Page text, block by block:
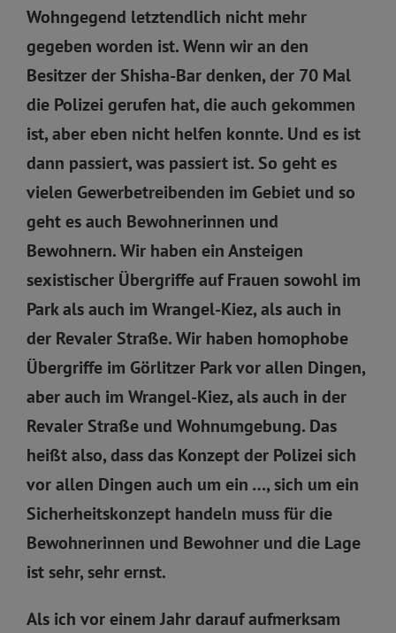
Wohngegend letztendlich nicht mehr
gegeben worden ist. Wenn wir an den
Besitzer der Shisha-Bar denken, der 70 Mal
die Polizei gerufen hat, die auch gekommen
ist, aber eben nicht helfen konnte. Und es ist
dann passiert, was passiert ist. So geht es
vielen Gewerbetreibenden im Gebiet und so
geht es auch Bewohnerinnen und
Bewohnern. Wir haben ein Ansteigen
sexistischer Übergriffe auf Frauen sowohl im
Park als auch im Wrangel-Kiez, als auch in
der Revaler Straße. Wir haben homophobe
Übergriffe im Görlitzer Park vor allen Dingen,
aber auch im Wrangel-Kiez, als auch in der
Revaler Straße und Wohnumgebung. Das
heißt also, dass das Konzept der Polizei sich
vor allen Dingen auch um ein …, sich um ein
Sicherheitskonzept handeln muss für die
Bewohnerinnen und Bewohner und die Lage
ist sehr, sehr ernst.
Als ich vor einem Jahr darauf aufmerksam